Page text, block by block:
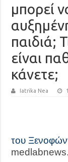
μπορεί
παιδιά;
είναι
κάνετε;
Iatrika Nea
του